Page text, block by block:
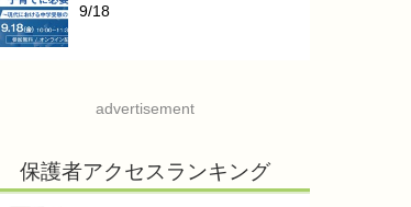
9/18
advertisement
保護者アクセスランキング